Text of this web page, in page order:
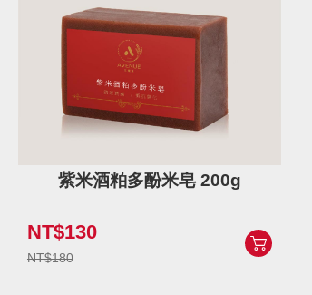
紫米酒粕多酚米皂 200g
NT$130
NT$180